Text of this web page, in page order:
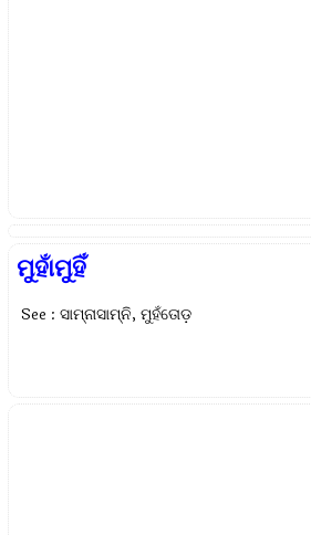
ମୁହାଁମୁହିଁ
See : ସାମ୍ନାସାମ୍ନି, ମୁହଁତୋଡ଼